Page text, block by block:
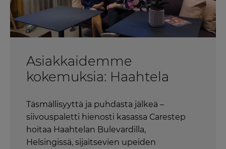
Asiakkaidemme
kokemuksia: Haahtela
Täsmällisyyttä ja puhdasta jälkeä –
siivouspaletti hienosti kasassa Carestep
hoitaa Haahtelan Bulevardilla,
Helsingissä, sijaitsevien upeiden